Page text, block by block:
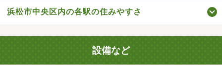
浜松市中央区内の各駅の住みやすさ
設備など